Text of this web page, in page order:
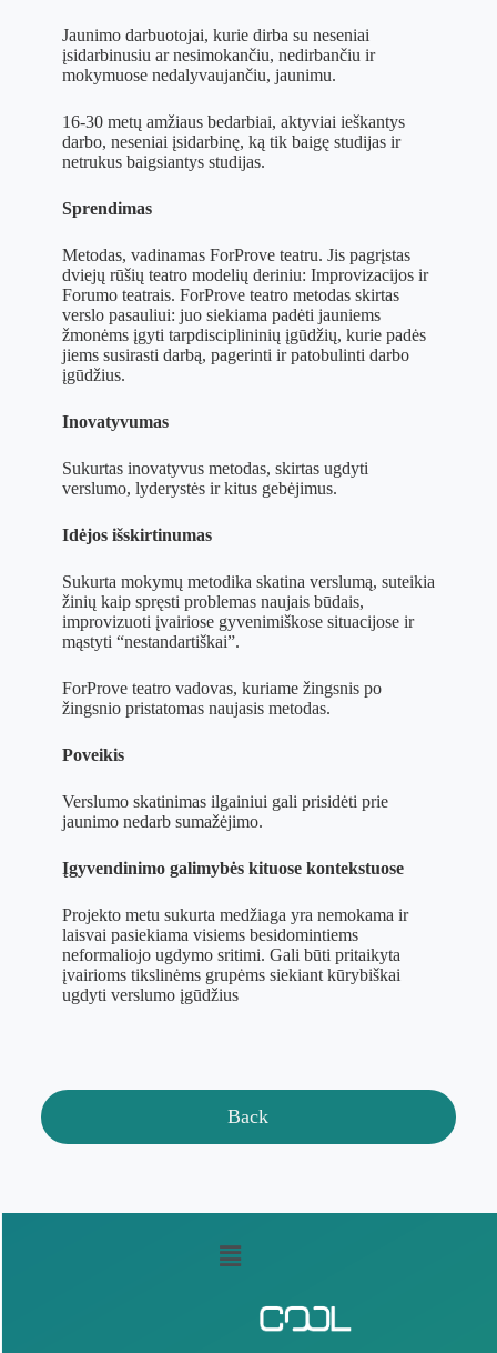
Jaunimo darbuotojai, kurie dirba su neseniai
įsidarbinusiu ar nesimokančiu, nedirbančiu ir
mokymuose nedalyvaujančiu, jaunimu.
16-30 metų amžiaus bedarbiai, aktyviai ieškantys
darbo, neseniai įsidarbinę, ką tik baigę studijas ir
netrukus baigsiantys studijas.
Sprendimas
Metodas, vadinamas ForProve teatru. Jis pagrįstas
dviejų rūšių teatro modelių deriniu: Improvizacijos ir
Forumo teatrais. ForProve teatro metodas skirtas
verslo pasauliui: juo siekiama padėti jauniems
žmonėms įgyti tarpdisciplininių įgūdžių, kurie padės
jiems susirasti darbą, pagerinti ir patobulinti darbo
įgūdžius.
Inovatyvumas
Sukurtas inovatyvus metodas, skirtas ugdyti
verslumo, lyderystės ir kitus gebėjimus.
Idėjos išskirtinumas
Sukurta mokymų metodika skatina verslumą, suteikia
žinių kaip spręsti problemas naujais būdais,
improvizuoti įvairiose gyvenimiškose situacijose ir
mąstyti “nestandartiškai”.
ForProve teatro vadovas, kuriame žingsnis po
žingsnio pristatomas naujasis metodas.
Poveikis
Verslumo skatinimas ilgainiui gali prisidėti prie
jaunimo nedarb sumažėjimo.
Įgyvendinimo galimybės kituose kontekstuose
Projekto metu sukurta medžiaga yra nemokama ir
laisvai pasiekiama visiems besidomintiems
neformaliojo ugdymo sritimi. Gali būti pritaikyta
įvairioms tikslinėms grupėms siekiant kūrybiškai
ugdyti verslumo įgūdžius
Back